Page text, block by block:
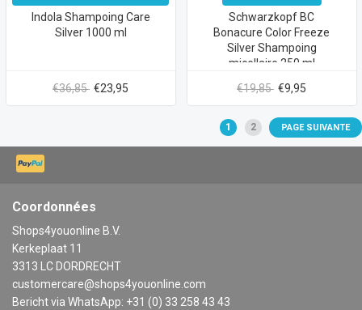
Indola Shampoing Care
Silver 1000 ml
€36,85 €23,95
Schwarzkopf BC
Bonacure Color Freeze
Silver Shampoing
micellaire 250 ml
€19,85 €9,95
1 2 PAGE SUIVANTE
Coordonnées
Shops4youonline B.V.
Kerkeplaat 11
3313 LC DORDRECHT
customercare@shops4youonline.com
Bericht via WhatsApp: +31 (0) 33 258 43 43